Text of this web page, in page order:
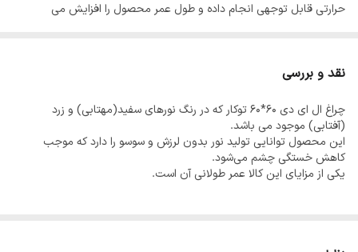
حرارتی قابل توجهی انجام داده و طول عمر محصول را افزایش می
وات نور تولید می کند.
چراغ ال ای دی 60*60 توکار که در رنگ نور سفید موجود می باشد.
نقد و بررسی
چراغ ال ای دی 60*60 توکار که در رنگ نورهای سفید(مهتابی) و زرد
(آفتابی) موجود می باشد.
این محصول توانایی تولید نور بدون لرزش و سوسو را دارد که موجب
کاهش خستگی چشم می‌شود.
یکی از مزایای این کالا عمر طولانی آن است.